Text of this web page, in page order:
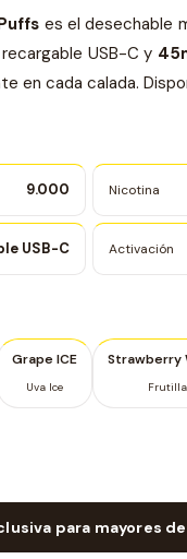
es el desechable
USB-C y
en cada calada.
9.000 Nicotina
USB-C Activación
Grape ICE
Uva Ice
Strawberry
para mayores de